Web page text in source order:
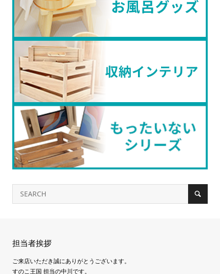
担当者挨拶
ご来店いただき誠にありがとうございます。
すのこ王国 担当の中川です。